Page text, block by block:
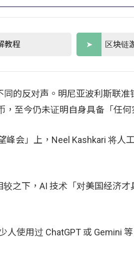
教程 区块链
的反对声。明尼亚波利斯联准
至今仍未证明自身具备「任何
会」上，Neel Kashkari 将人
之下，AI 技术「对美国经济
使用过 ChatGPT 或 Gemini